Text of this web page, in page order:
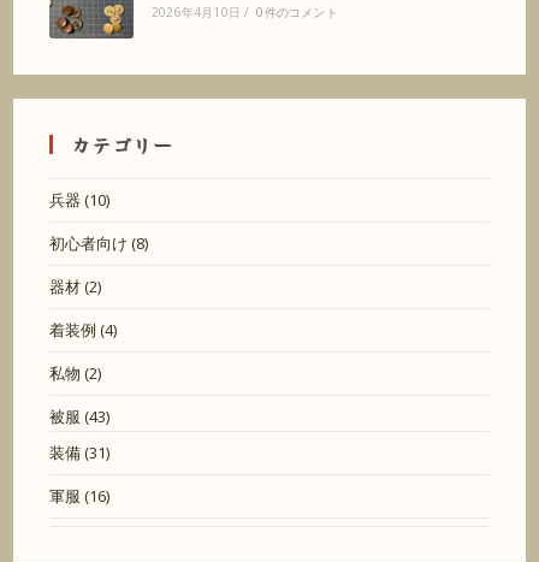
2026年4月10日 / 0件のコメント
カテゴリー
兵器 (10)
初心者向け (8)
器材(2)
着装例 (4)
私物 (2)
被服 (43)
装備(31)
軍服 (16)